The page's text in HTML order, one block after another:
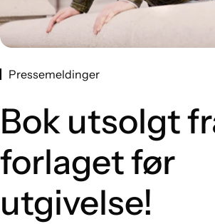
Pressemeldinger
Bok utsolgt
forlaget før
utgivelse!